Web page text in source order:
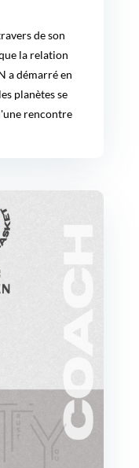
de son
la relation
a démarré en
planètes se
rencontre